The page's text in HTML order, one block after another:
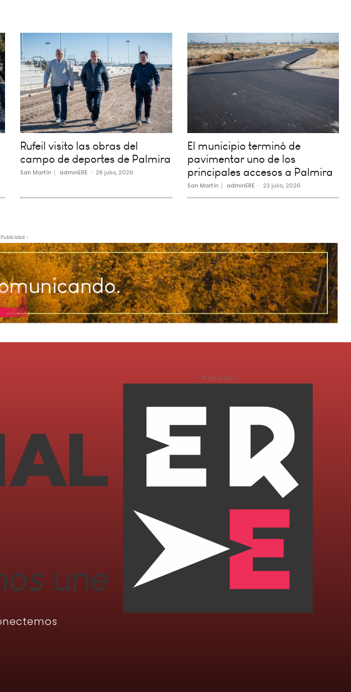
Rufeil visito las obras del
campo de deportes de Palmira
San Martín adminERE - 28 julio, 2026
El municipio terminó de
pavimentar uno de los
principales accesos a Palmira
San Martín adminERE - 23 julio, 2026
-
- Promoción -